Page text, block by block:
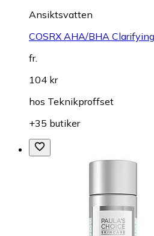
Ansiktsvatten
COSRX AHA/BHA
fr.
104 kr
hos Teknikproffset
+35 butiker